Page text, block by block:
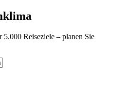
Reiseziele – planen Sie